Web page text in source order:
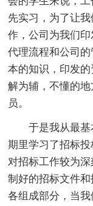
先实习，为了让
作，公司为我们
代理流程和公司
本的知识，印发
解为辅，不懂的
员。
于是我从最基
期里学习了招标
对招标工作较为
制好的招标文件
各组成部分，当